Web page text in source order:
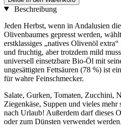
Beschreibung
Jeden Herbst, wenn in Andalusien
Olivenbaumes gepresst werden,
erstklassiges „natives Olivenöl
und fruchtig, aber trotzdem mild
universell einsetzbare Bio-Öl mit
ungesättigten Fettsäuren (78 %) ist
für wahre Feinschmecker.
Salate, Gurken, Tomaten, Zucchini,
Ziegenkäse, Suppen und vieles
nach Urlaub! Außerdem darf dieses
oder zum Dünsten verwendet werden.